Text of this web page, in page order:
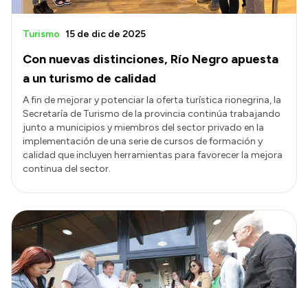
Con nuevas distinciones, Río Negro apuesta
a un turismo de calidad
Turismo 15 de dic de 2025
A fin de mejorar y potenciar la oferta turística rionegrina, la
Secretaría de Turismo de la provincia continúa trabajando
junto a municipios y miembros del sector privado en la
implementación de una serie de cursos de formación y
calidad que incluyen herramientas para favorecer la mejora
continua del sector.